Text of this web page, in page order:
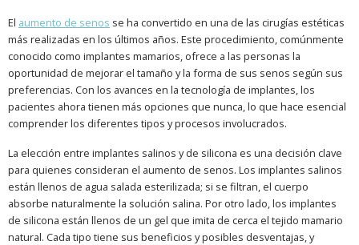
El aumento de senos se ha convertido en una de las cirugías estéticas
más realizadas en los últimos años. Este procedimiento, comúnmente
conocido como implantes mamarios, ofrece a las personas la
oportunidad de mejorar el tamaño y la forma de sus senos según sus
preferencias. Con los avances en la tecnología de implantes, los
pacientes ahora tienen más opciones que nunca, lo que hace esencial
comprender los diferentes tipos y procesos involucrados.
La elección entre implantes salinos y de silicona es una decisión clave
para quienes consideran el aumento de senos. Los implantes salinos
están llenos de agua salada esterilizada; si se filtran, el cuerpo
absorbe naturalmente la solución salina. Por otro lado, los implantes
de silicona están llenos de un gel que imita de cerca el tejido mamario
natural. Cada tipo tiene sus beneficios y posibles desventajas, y